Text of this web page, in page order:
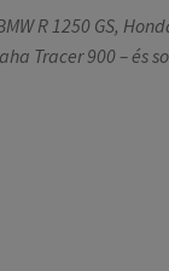
R 1250 GS,
Tracer 900 – és